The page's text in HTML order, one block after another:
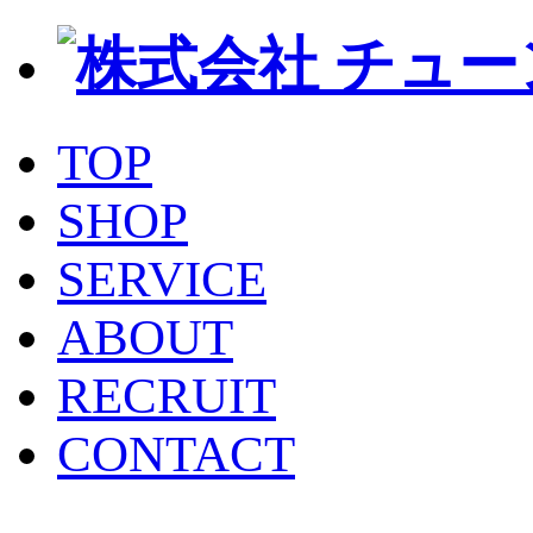
TOP
SHOP
SERVICE
ABOUT
RECRUIT
CONTACT